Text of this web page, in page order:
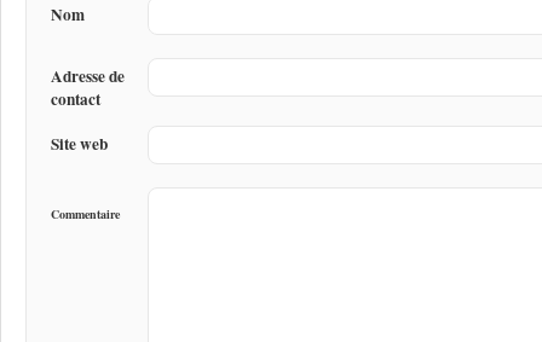
Nom
Adresse de
contact
Site web
Commentaire